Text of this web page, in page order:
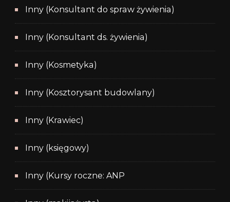
Inny (Konsultant do spraw żywienia)
Inny (Konsultant ds. żywienia)
Inny (Kosmetyka)
Inny (Kosztorysant budowlany)
Inny (Krawiec)
Inny (księgowy)
Inny (Kursy roczne: ANP